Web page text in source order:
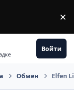
×
Войти
Обмен Elfen